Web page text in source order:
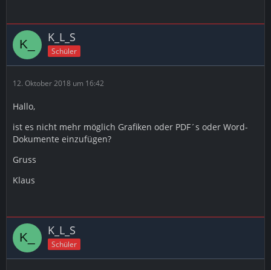
K_L_S
Schüler
12. Oktober 2018 um 16:42
Hallo,
ist es nicht mehr möglich Grafiken oder PDF´s oder Word-
Dokumente einzufügen?
Gruss
Klaus
K_L_S
Schüler